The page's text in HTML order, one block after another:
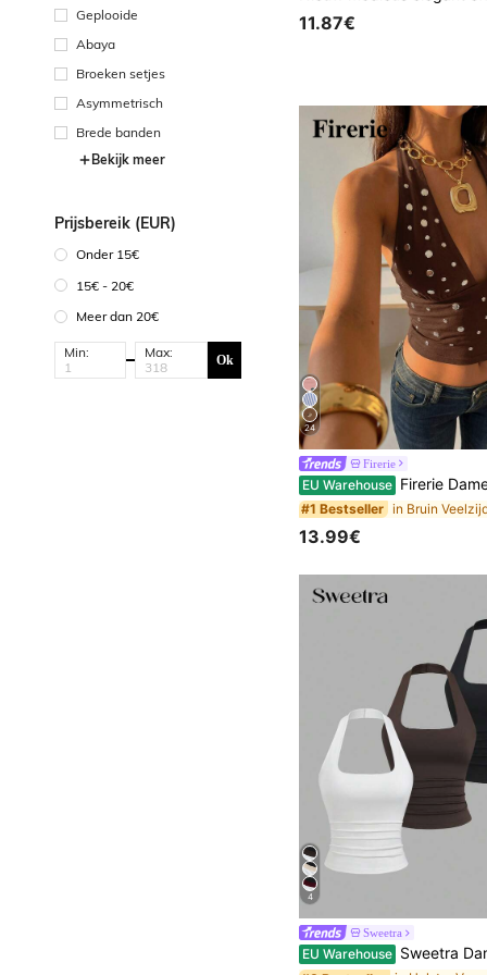
Geplooide
Abaya
Broeken setjes
Asymmetrisch
Brede banden
Bekijk meer
Prijsbereik (EUR)
Onder 15€
15€ - 20€
Meer dan 20€
Min: Max: Ok
11.87€
24
Firerie
EU Warehouse Firerie Dames diepe V-hals rugloze haltertop, witte polkadot, zomer, jaren 70, club,
#1 Bestseller
13.99€
4
Sweetra
EU Warehouse Sweetra Dames Lente/Zomer Casual Vakantie Comfortabele Veelzijdige